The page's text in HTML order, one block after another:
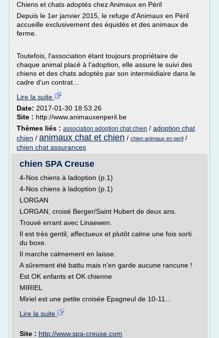
Chiens et chats adoptés chez Animaux en Péril
Depuis le 1er janvier 2015, le refuge d'Animaux en Péril
accueille exclusivement des équidés et des animaux de
ferme.
Toutefois, l'association étant toujours propriétaire de
chaque animal placé à l'adoption, elle assure le suivi des
chiens et des chats adoptés par son intermédiaire dans le
cadre d'un contrat...
Lire la suite
Date: 2017-01-30 18:53:26
Site : http://www.animauxenperil.be
Thèmes liés : association adoption chat chien / adoption chat
chien / animaux chat et chien / chien animaux en peril /
chien chat assurances
chien SPA Creuse
4-Nos chiens à ladoption (p.1)
4-Nos chiens à ladoption (p.1)
LORGAN
LORGAN, croisé Berger/Saint Hubert de deux ans.
Trouvé errant avec Linaewen.
Il est très gentil, affectueux et plutôt calme une fois sorti
du boxe.
Il marche calmement en laisse.
A sûrement été battu mais n'en garde aucune rancune !
Est OK enfants et OK chienne
MIRIEL
Miriel est une petite croisée Epagneul de 10-11...
Lire la suite
Site : http://www.spa-creuse.com